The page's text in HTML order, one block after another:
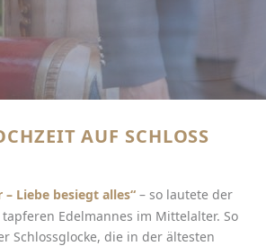
AUF SCHLOSS
Liebe besiegt alles“ – so lautete der
Edelmannes im Mittelalter. So
Schlossglocke, die in der ältesten